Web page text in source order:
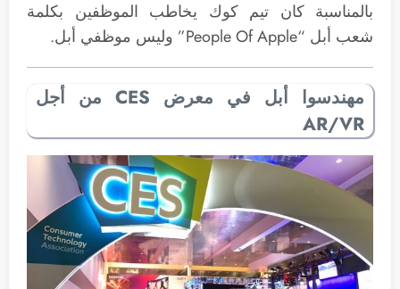
بالمناسبة كان تيم كوك يخاطب الموظفين بكلمة
شعب أبل “People Of Apple” وليس موظفي أبل.
مهندسوا أبل في معرض CES من أجل
AR/VR